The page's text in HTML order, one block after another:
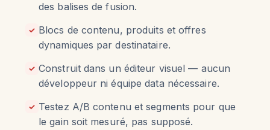
des balises de fusion.
✓ Blocs de contenu, produits et offres
dynamiques par destinataire.
✓ Construit dans un éditeur visuel — aucun
développeur ni équipe data nécessaire.
✓ Testez A/B contenu et segments pour que
le gain soit mesuré, pas supposé.